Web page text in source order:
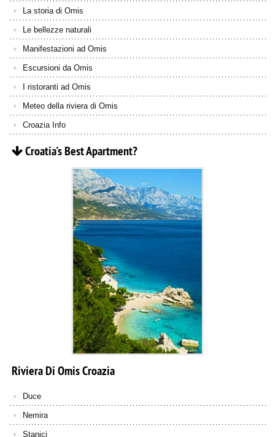
La storia di Omis
Le bellezze naturali
Manifestazioni ad Omis
Escursioni da Omis
I ristoranti ad Omis
Meteo della riviera di Omis
Croazia Info
Croatia'sBestApartment?
RivieraDiOmisCroazia
Duce
Nemira
Stanici